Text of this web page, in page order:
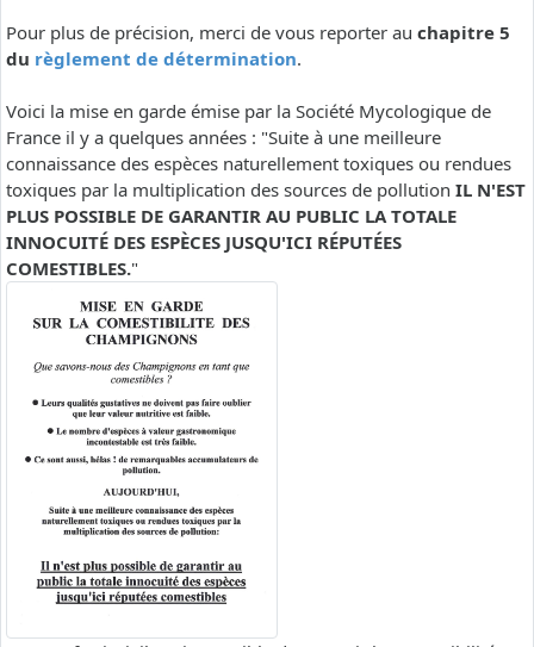
Pour plus de précision, merci de vous reporter au chapitre 5
du règlement de détermination.
Voici la mise en garde émise par la Société Mycologique de
France il y a quelques années : "Suite à une meilleure
connaissance des espèces naturellement toxiques ou rendues
toxiques par la multiplication des sources de pollution IL N'EST
PLUS POSSIBLE DE GARANTIR AU PUBLIC LA TOTALE
INNOCUITÉ DES ESPÈCES JUSQU'ICI RÉPUTÉES
COMESTIBLES."